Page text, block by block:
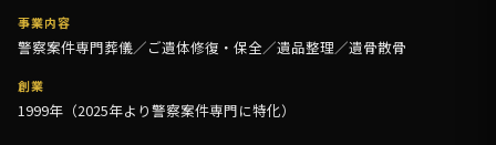
事業内容
警察案件専門葬儀／ご遺体修復・保全／遺品整理／遺骨散骨
創業
1999年（2025年より警察案件専門に特化）